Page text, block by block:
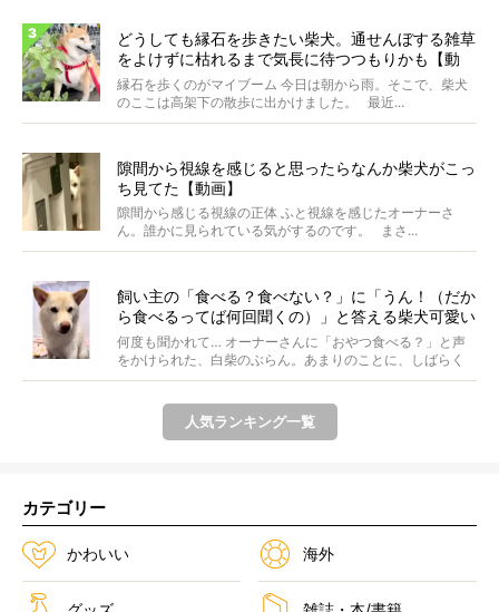
どうしても縁石を歩きたい柴犬。通せんぼする雑草
をよけずに枯れるまで気長に待つつもりかも【動
画】
縁石を歩くのがマイブーム 今日は朝から雨。そこで、柴犬
のここは高架下の散歩に出かけました。 最近...
隙間から視線を感じると思ったらなんか柴犬がこっ
ち見てた【動画】
隙間から感じる視線の正体 ふと視線を感じたオーナーさ
ん。誰かに見られている気がするのです。 まさ...
飼い主の「食べる？食べない？」に「うん！（だか
ら食べるってば何回聞くの）」と答える柴犬可愛い
【動画】
何度も聞かれて… オーナーさんに「おやつ食べる？」と声
をかけられた、白柴のぶらん。あまりのことに、しばらく
フリ...
人気ランキング一覧
カテゴリー
かわいい 海外